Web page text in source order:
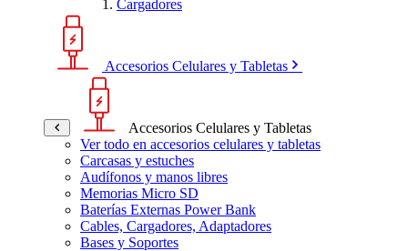
Cargadores
Accesorios Celulares y Tabletas
Accesorios Celulares y Tabletas
Ver todo en accesorios celulares y tabletas
Carcasas y estuches
Audífonos y manos libres
Memorias Micro SD
Baterías Externas Power Bank
Cables, Cargadores, Adaptadores
Bases y Soportes